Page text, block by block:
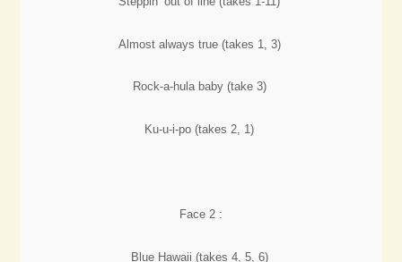
Almost always true (takes 1, 3)
Rock-a-hula baby (take 3)
Ku-u-i-po (takes 2, 1)
Face 2 :
Blue Hawaii (takes 4, 5, 6)